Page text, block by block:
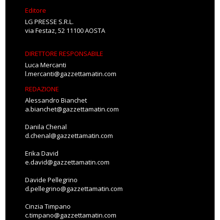
Editore
LG PRESSE S.R.L.
via Festaz, 52 11100 AOSTA
DIRETTORE RESPONSABILE
Luca Mercanti
l.mercanti@gazzettamatin.com
REDAZIONE
Alessandro Bianchet
a.bianchet@gazzettamatin.com
Danila Chenal
d.chenal@gazzettamatin.com
Erika David
e.david@gazzettamatin.com
Davide Pellegrino
d.pellegrino@gazzettamatin.com
Cinzia Timpano
c.timpano@gazzettamatin.com